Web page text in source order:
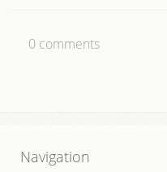
0 comments
Navigation